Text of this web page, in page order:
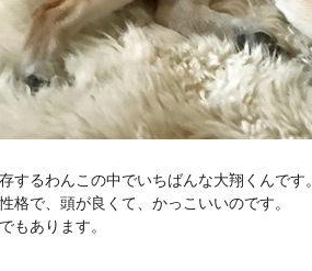
するわんこの中でいちばんな大翔くんです。
格で、頭が良くて、かっこいいのです。
もあります。